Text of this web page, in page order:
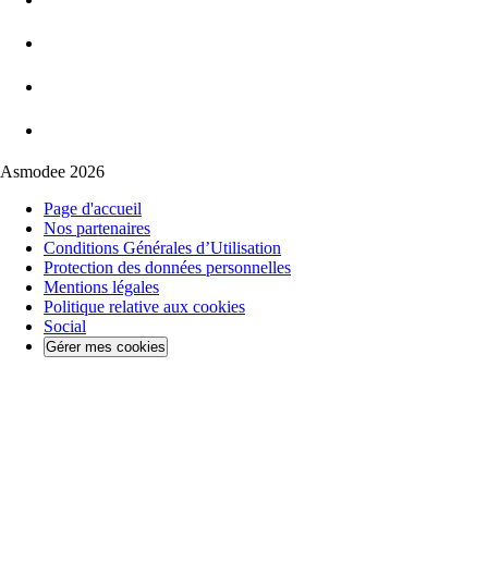
Asmodee 2026
Page d'accueil
Nos partenaires
Conditions Générales d’Utilisation
Protection des données personnelles
Mentions légales
Politique relative aux cookies
Social
Gérer mes cookies